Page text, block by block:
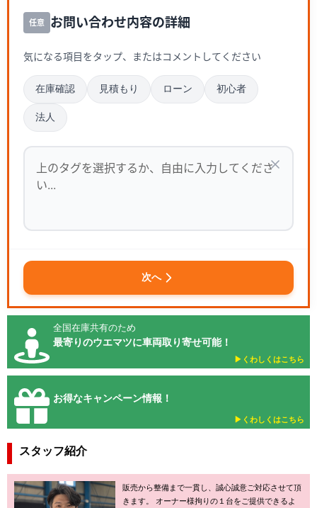
任意 お問い合わせ内容の詳細
気になる項目をタップ、またはコメントしてください
在庫確認 見積もり ローン 初心者
法人
次へ
全国在庫共有のため
最寄りのウエマツに車両取り寄せ可能！
▶︎くわしくはこちら
お得なキャンペーン情報！
▶︎くわしくはこちら
スタッフ紹介
販売から整備まで一貫し、誠心誠意ご対応させて頂
きます。 オーナー様拘りの１台をご提供できるよ